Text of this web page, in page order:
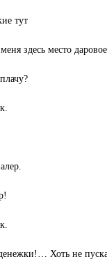
тут
здесь место даровое.
Хоть не